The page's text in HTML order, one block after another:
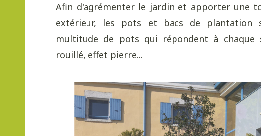
Afin d'agrémenter le jardin et apporter une
extérieur, les pots et bacs de plantation
multitude de pots qui répondent à chaque
rouillé, effet pierre...